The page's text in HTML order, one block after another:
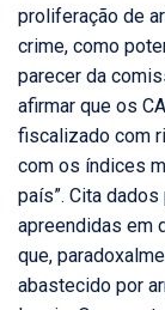
proliferação de
crime, como
parecer da
afirmar que os
fiscalizado com
com os índices
país”. Cita
apreendidas em
que,
abastecido por